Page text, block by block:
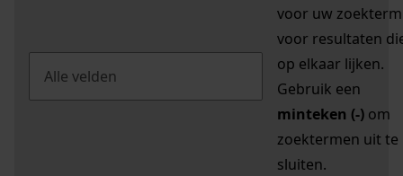
voor uw zoekterm
voor resultaten
op elkaar lijken.
Gebruik een
minteken (-) om
zoektermen uit te
sluiten.